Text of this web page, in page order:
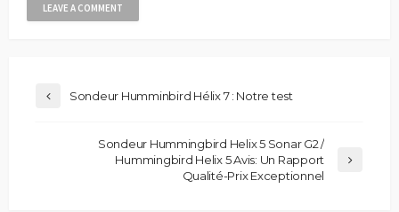
Sondeur Humminbird Hélix 7 : Notre test
Sondeur Hummingbird Helix 5 Sonar G2 /
Hummingbird Helix 5 Avis: Un Rapport
Qualité-Prix Exceptionnel